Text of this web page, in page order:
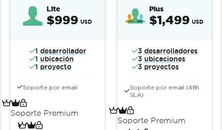
del Acuerdo de
(EULA),
considereIron
Suite
Enterprise
Lite
$999 USD
1 desarrollador
1 ubicación
1 proyecto
Soporte por email
Soporte Premium
Plus
$1,499 USD
3 desarrolladores
3 ubicaciones
3 proyectos
Soporte por email (48h
SLA)
Soporte Premium